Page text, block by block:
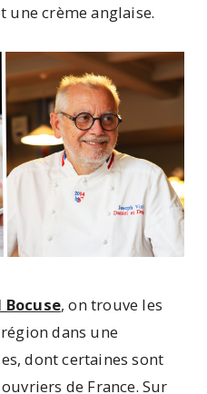
une crème anglaise.
Bocuse, on trouve les
dans une
dont certaines sont
de France. Sur